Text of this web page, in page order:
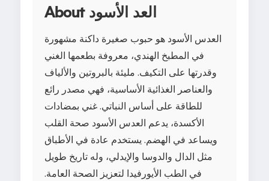
About العد الأسود
العدس الأسود هو حبوب صغيرة داكنة مشهورة
في المطبخ الهندي، معروفة بطعمها الغني
وقدرتها على التكيف. مليئة بالبروتين والألياف
والعناصر الغذائية الأساسية، فهي مصدر رائع
للطاقة على أساس النباتي. غني بمضادات
الأكسدة، يدعم العدس الأسود صحة القلب
ويساعد في الهضم. يستخدم عادة في الأطباق
مثل الدال والدوسا والإيدلي، وله تاريخ طويل
في الطب الأيورفيدا لتعزيز الصحة العامة.